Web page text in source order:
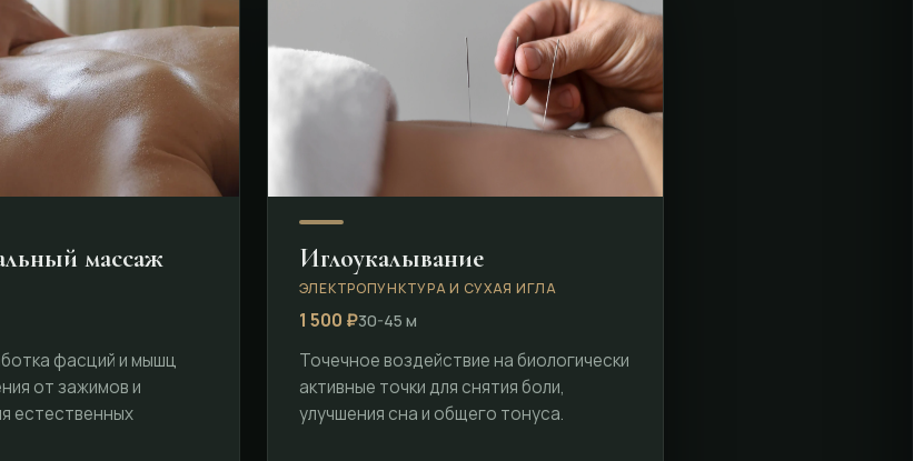
массаж
фасций и мышц
от зажимов и
естественных
Иглоукалывание
ЭЛЕКТРОПУНКТУРА И СУХАЯ ИГЛА
1 500 ₽30-45 м
Точечное воздействие на биологически
активные точки для снятия боли,
улучшения сна и общего тонуса.